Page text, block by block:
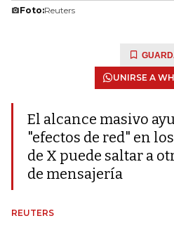
Foto:Reuters
UNIRSE A
El alcance masivo
"efectos de red" en
de X puede saltar a
de mensajería
REUTERS